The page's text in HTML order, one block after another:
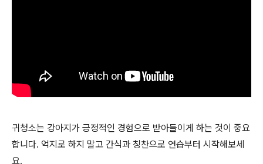
귀청소는 강아지가 긍정적인 경험으로 받아들이게 하는 것이 중요
합니다. 억지로 하지 말고 간식과 칭찬으로 연습부터 시작해보세
요.